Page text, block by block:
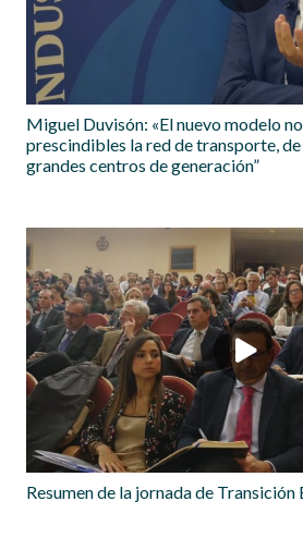
Miguel Duvisón: «El nuevo modelo
prescindibles la red de transporte,
grandes centros de generación”
Resumen de la jornada de